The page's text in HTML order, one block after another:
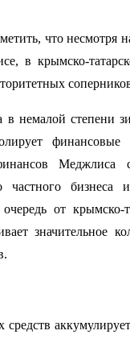
что несмотря
в крымско-
немалой степени
финансовые
Меджлиса
частного бизнеса
от крымско-
значительное
средств